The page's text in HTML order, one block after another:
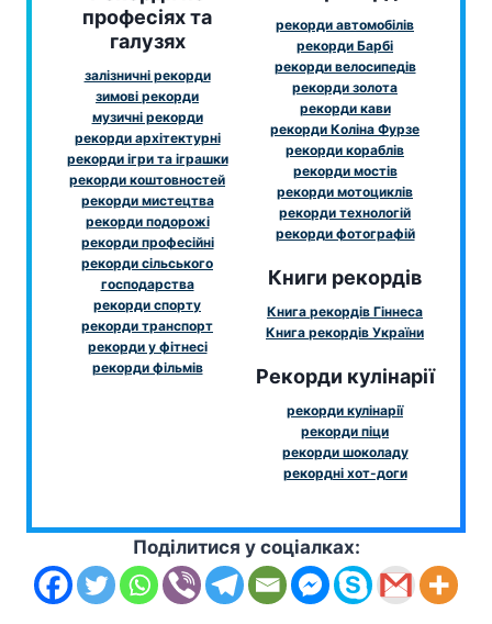
професіях та
галузях
залізничні рекорди
зимові рекорди
музичні рекорди
рекорди архітектурні
рекорди ігри та іграшки
рекорди коштовностей
рекорди мистецтва
рекорди подорожі
рекорди професійні
рекорди сільського
господарства
рекорди спорту
рекорди транспорт
рекорди у фітнесі
рекорди фільмів
рекорди автомобілів
рекорди Барбі
рекорди велосипедів
рекорди золота
рекорди кави
рекорди Коліна Фурзе
рекорди кораблів
рекорди мостів
рекорди мотоциклів
рекорди технологій
рекорди фотографій
Книги рекордів
Книга рекордів Гіннеса
Книга рекордів України
Рекорди кулінарії
рекорди кулінарії
рекорди піци
рекорди шоколаду
рекордні хот-доги
Поділитися у соціалках: